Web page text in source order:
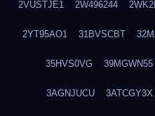
2VUSTJE1 2W496244
2YT95AO1 31BVSCBT
35HVS0VG 39MGWN55
3AGNJUCU 3ATCGY3X